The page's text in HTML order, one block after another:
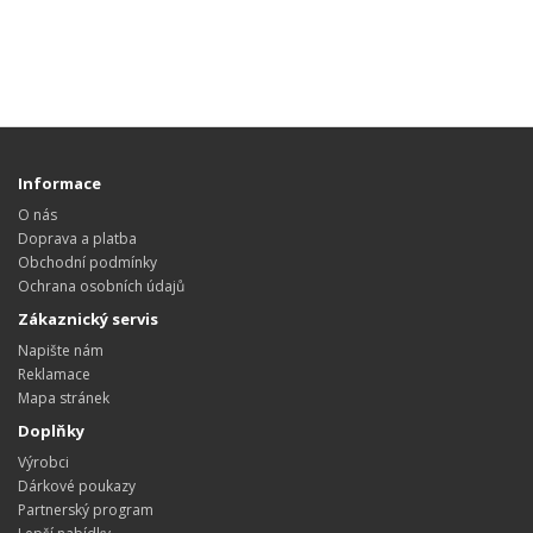
Informace
O nás
Doprava a platba
Obchodní podmínky
Ochrana osobních údajů
Zákaznický servis
Napište nám
Reklamace
Mapa stránek
Doplňky
Výrobci
Dárkové poukazy
Partnerský program